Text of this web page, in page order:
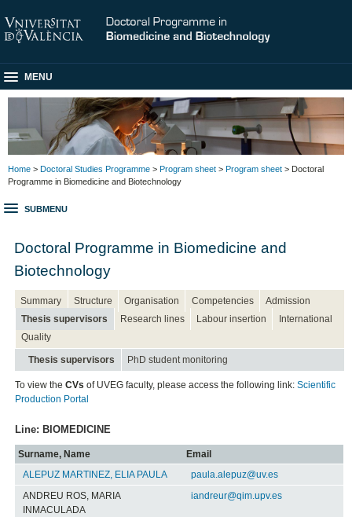
MENU
Home > Doctoral Studies Programme > Program sheet > Program sheet > Doctoral
Programme in Biomedicine and Biotechnology
SUBMENU
Doctoral Programme in Biomedicine and
Biotechnology
Summary Structure Organisation Competencies
Admission
Thesis supervisors
Research lines Labour insertion
International
Quality
Thesis supervisors PhD student monitoring
To view theCVs of UVEG faculty, please access the following link:Scientific
Production Portal
Line: BIOMEDICINE
Surname, Name
Email
ALEPUZ MARTINEZ, ELIA PAULA
paula.alepuz@uv.es
ANDREU ROS, MARIA
INMACULADA
iandreur@qim.upv.es